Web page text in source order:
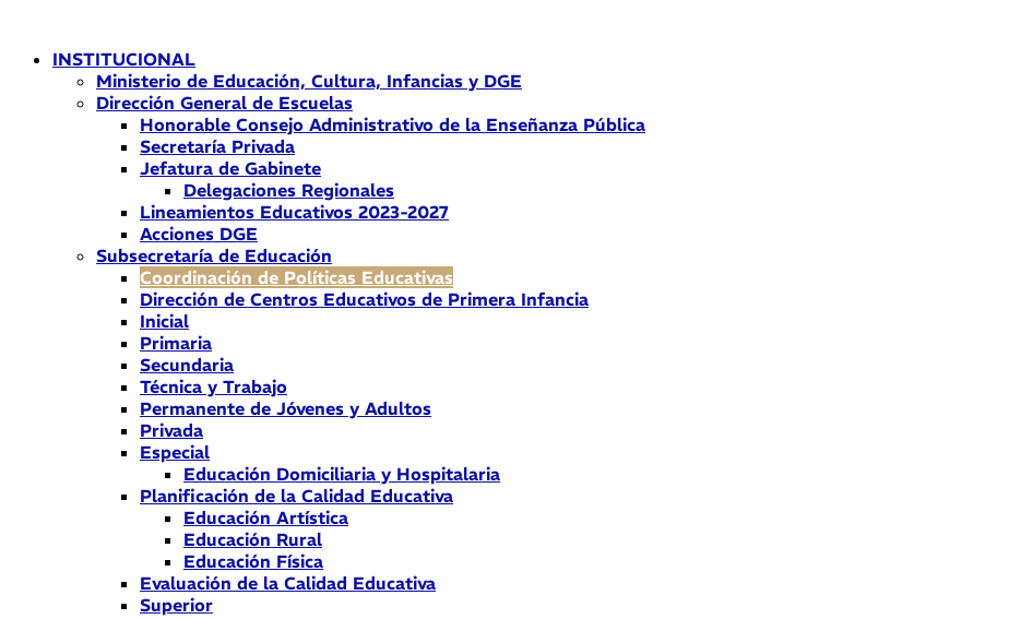
contenidoINSTITUCIONAL
Ministerio de Educación, Cultura, Infancias y DGE
Dirección General de Escuelas
Honorable Consejo Administrativo de la Enseñanza Pública
Secretaría Privada
Jefatura de Gabinete
Delegaciones Regionales
Lineamientos Educativos 2023-2027
Acciones DGE
Subsecretaría de Educación
Coordinación de Políticas Educativas
Dirección de Centros Educativos de Primera Infancia
Inicial
Primaria
Secundaria
Técnica y Trabajo
Permanente de Jóvenes y Adultos
Privada
Especial
Educación Domiciliaria y Hospitalaria
Planificación de la Calidad Educativa
Educación Artística
Educación Rural
Educación Física
Evaluación de la Calidad Educativa
Superior